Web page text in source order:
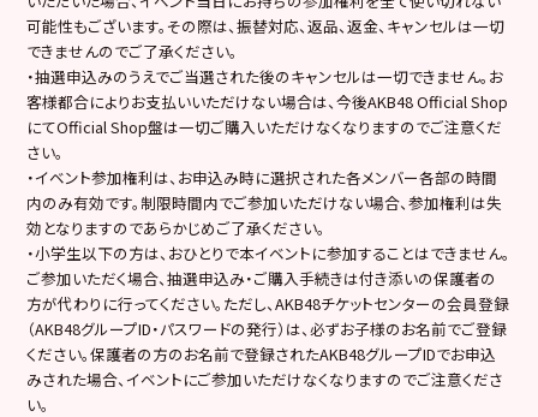
可能性もございます。その際は、振替対応、返品、返金、キャンセルは一切
できませんのでご了承ください。
・抽選申込みのうえでご当選された後のキャンセルは一切できません。お
客様都合によりお支払いいただけない場合は、今後AKB48 Official Shop
にてOfficial Shop盤は一切ご購入いただけなくなりますのでご注意くだ
さい。
・イベント参加権利は、お申込み時に選択された各メンバー各部の時間
内のみ有効です。制限時間内でご参加いただけない場合、参加権利は失
効となりますのであらかじめご了承ください。
・小学生以下の方は、おひとりで本イベントに参加することはできません。
ご参加いただく場合、抽選申込み・ご購入手続きは付き添いの保護者の
方が代わりに行ってください。ただし、AKB48チケットセンターの会員登録
（AKB48グループID・パスワードの発行）は、必ずお子様のお名前でご登録
ください。保護者の方のお名前で登録されたAKB48グループIDでお申込
みされた場合、イベントにご参加いただけなくなりますのでご注意くださ
い。